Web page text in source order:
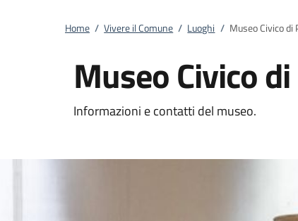
Home / Vivere il Comune / Luoghi / Museo Civico di
Museo Civico
Informazioni e contatti del museo.